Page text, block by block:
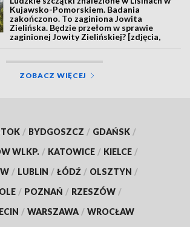
Kujawsko-Pomorskiem. Badania
zakończono. To zaginiona Jowita
Zielińska. Będzie przełom w sprawie
zaginionej Jowity Zielińskiej? [zdjęcia,
wideo, aktualizacja]
ZOBACZ WIĘCEJ
/ BYDGOSZCZ / GDAŃSK /
WLKP. / KATOWICE / KIELCE /
/ LUBLIN / ŁÓDŹ / OLSZTYN /
/ POZNAŃ / RZESZÓW /
/ WARSZAWA / WROCŁAW